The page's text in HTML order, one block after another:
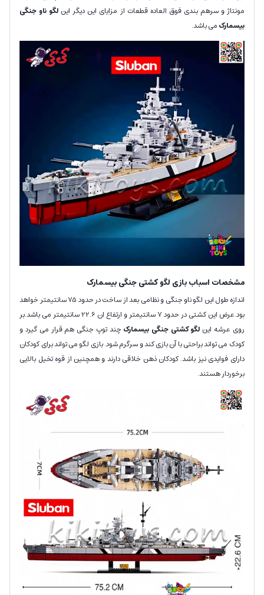
مونتاژ و سرهم بندی فوق العاده قطعات از مزایای این دیگر این لگو ناو جنگی
بیسمارکمی باشد.
مشخصات اسباب بازی لگو کشتی جنگی بیسمارک
اندازه طول این لگو ناو جنگی و نظامی بعد از ساخت در حدود 75 سانتیمتر خواهد
بود.عرض این کشتی در حدود 7 سانتیمتر و ارتفاع ان 22.6 سانتیمتر می باشد.بر
روی عرشه این لگو کشتی جنگی بیسمارک چند توپ جنگی هم قرار می گیرد و
کودک می تواند براحتی با آن بازی کند و سرگرم شود. بازی لگو می تواند برای کودکان
دارای فوایدی نیز باشد. کودکان ذهن خلاقی دارند و همچنین از قوه تخیل بالایی
برخوردار هستند.